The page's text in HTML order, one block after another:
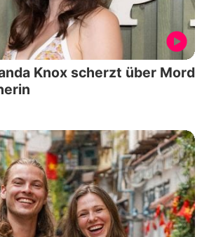
Knox scherzt über Mord